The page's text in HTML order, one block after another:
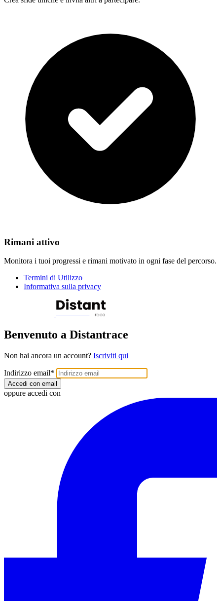
Rimani attivo
Monitora i tuoi progressi e rimani motivato in ogni fase del percorso.
Termini di Utilizzo
Informativa sulla privacy
Benvenuto a Distantrace
Non hai ancora un account? Iscriviti qui
Indirizzo email*
Accedi con email
oppure accedi con